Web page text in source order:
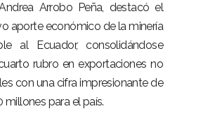
Arrobo Peña, destacó el
aporte económico de la minería
al Ecuador, consolidándose
rubro en exportaciones no
con una cifra impresionante de
millones para el país.